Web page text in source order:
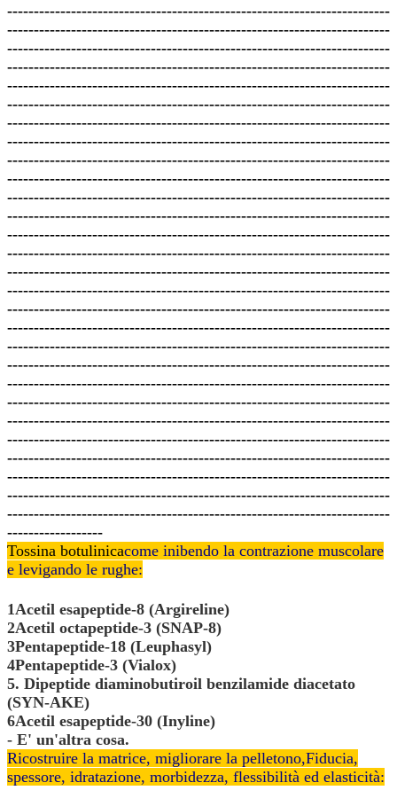
------------------------------------------------------------------------
------------------------------------------------------------------------
------------------------------------------------------------------------
------------------------------------------------------------------------
------------------------------------------------------------------------
------------------------------------------------------------------------
------------------------------------------------------------------------
------------------------------------------------------------------------
------------------------------------------------------------------------
------------------------------------------------------------------------
------------------------------------------------------------------------
------------------------------------------------------------------------
------------------------------------------------------------------------
------------------------------------------------------------------------
------------------------------------------------------------------------
------------------------------------------------------------------------
------------------------------------------------------------------------
------------------------------------------------------------------------
------------------------------------------------------------------------
------------------------------------------------------------------------
------------------------------------------------------------------------
------------------------------------------------------------------------
------------------------------------------------------------------------
------------------------------------------------------------------------
------------------------------------------------------------------------
------------------------------------------------------------------------
------------------------------------------------------------------------
------------------------------------------------------------------------
------------------
Tossina botulinicacome inibendo la contrazione muscolare
e levigando le rughe:
1Acetil esapeptide-8 (Argireline)
2Acetil octapeptide-3 (SNAP-8)
3Pentapeptide-18 (Leuphasyl)
4Pentapeptide-3 (Vialox)
5. Dipeptide diaminobutiroil benzilamide diacetato
(SYN-AKE)
6Acetil esapeptide-30 (Inyline)
- E' un'altra cosa.
Ricostruire la matrice, migliorare la pelletono,Fiducia,
spessore, idratazione, morbidezza, flessibilità ed elasticità: